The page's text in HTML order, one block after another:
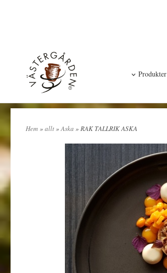
Produkter
Hem » allt»Aska » RAK TALLRIK ASKA